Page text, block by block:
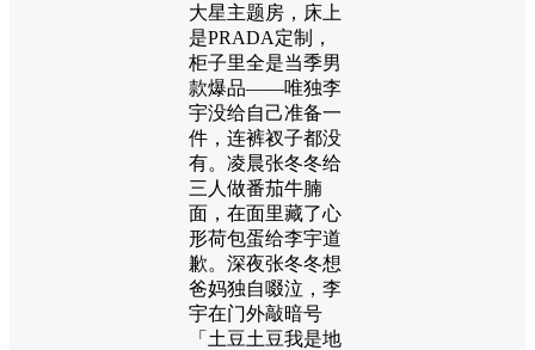
大星主题房，床上
是PRADA定制，
柜子里全是当季男
款爆品——唯独李
宇没给自己准备一
件，连裤衩子都没
有。凌晨张冬冬给
三人做番茄牛腩
面，在面里藏了心
形荷包蛋给李宇道
歉。深夜张冬冬想
爸妈独自啜泣，李
宇在门外敲暗号
「土豆土豆我是地